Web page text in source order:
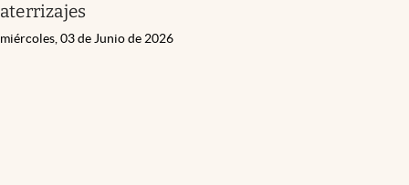
aterrizajes
miércoles, 03 de Junio de 2026